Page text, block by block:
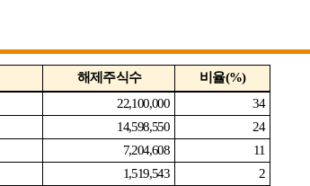
해제주식수 비율(%)
22,100,000
34
14,598,550
24
7,204,608
11
1,519,543
2